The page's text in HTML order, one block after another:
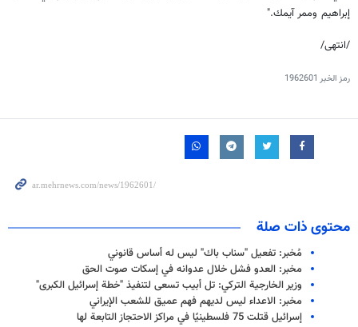
إبراهيم وممر آيمك."
/انتهى/
رمز الخبر 1962601
محتوى ذات صلة
مُخبر: تفعيل "سناب باك" ليس له أساس قانوني
مخبر: العدو فشل خلال عدوانه في إسكات صوت الحق
وزير الخارجية التركي: تل أبيب تسعى لتنفيذ "خطة إسرائيل الكبرى"
مخبر: الاعداء ليس لديهم فهم عميق للشعب الإيراني
إسرائيل قتلت 75 فلسطينيًا في مراكز الاحتجاز التابعة لها